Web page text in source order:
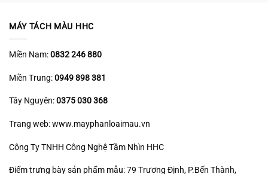
MÁY TÁCH MÀU HHC
Miền Nam:0832 246 880
Miền Trung:0949 898 381
Tây Nguyên:0375 030 368
Trang web: www.mayphanloaimau.vn
Công Ty TNHH Công Nghệ Tầm Nhìn HHC
Điểm trưng bày sản phẩm mẫu: 79 Trương Định, P.Bến Thành,